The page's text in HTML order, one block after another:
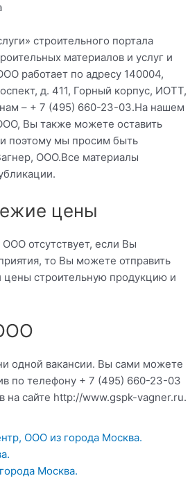
строительного портала
материалов и услуг и
работает по адресу 140004,
д. 411, Горный корпус, ИОТТ,
– + 7 (495) 660-23-03.На нашем
Вы также можете оставить
поэтому мы просим быть
ООО.Все материалы
цены
отсутствует, если Вы
то Вы можете отправить
строительную продукцию и
одной вакансии. Вы сами можете
по телефону + 7 (495) 660-23-03
на сайте http://www.gspk-vagner.ru.
ООО из города Москва.
Москва.